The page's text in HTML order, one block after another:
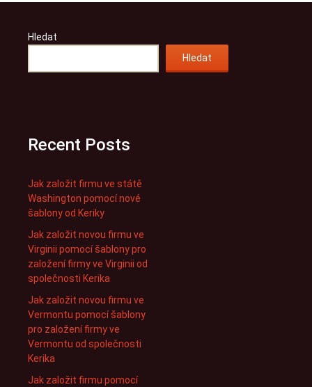
Hledat
Hledat
Recent Posts
Jak založit firmu ve státě
Washington pomocí nové
šablony od Keriky
Jak založit novou firmu ve
Virginii pomocí šablony pro
založení firmy ve Virginii od
společnosti Kerika
Jak založit novou firmu ve
Vermontu pomocí šablony
pro založení firmy ve
Vermontu od společnosti
Kerika
Jak založit firmu pomocí